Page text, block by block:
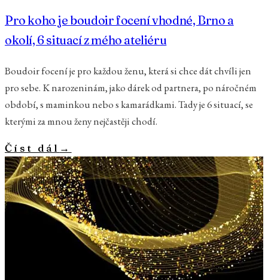
Pro koho je boudoir focení vhodné, Brno a
okolí, 6 situací z mého ateliéru
Boudoir focení je pro každou ženu, která si chce dát chvíli jen
pro sebe. K narozeninám, jako dárek od partnera, po náročném
období, s maminkou nebo s kamarádkami. Tady je 6 situací, se
kterými za mnou ženy nejčastěji chodí.
Číst dál →